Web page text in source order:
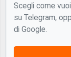
Scegli come
su Telegram,
di Google.